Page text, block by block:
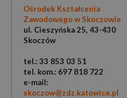
Ośrodek Kształcenia
Zawodowego w Skoczowie
ul. Cieszyńska 25, 43-430
Skoczów
tel.: 33 853 03 51
tel. kom.: 697 818 722
e-mail:
skoczow@zdz.katowice.pl